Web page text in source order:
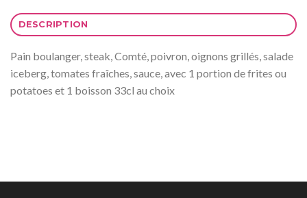
DESCRIPTION
Pain boulanger, steak, Comté, poivron, oignons grillés, salade
iceberg, tomates fraîches, sauce, avec 1 portion de frites ou
potatoes et 1 boisson 33cl au choix